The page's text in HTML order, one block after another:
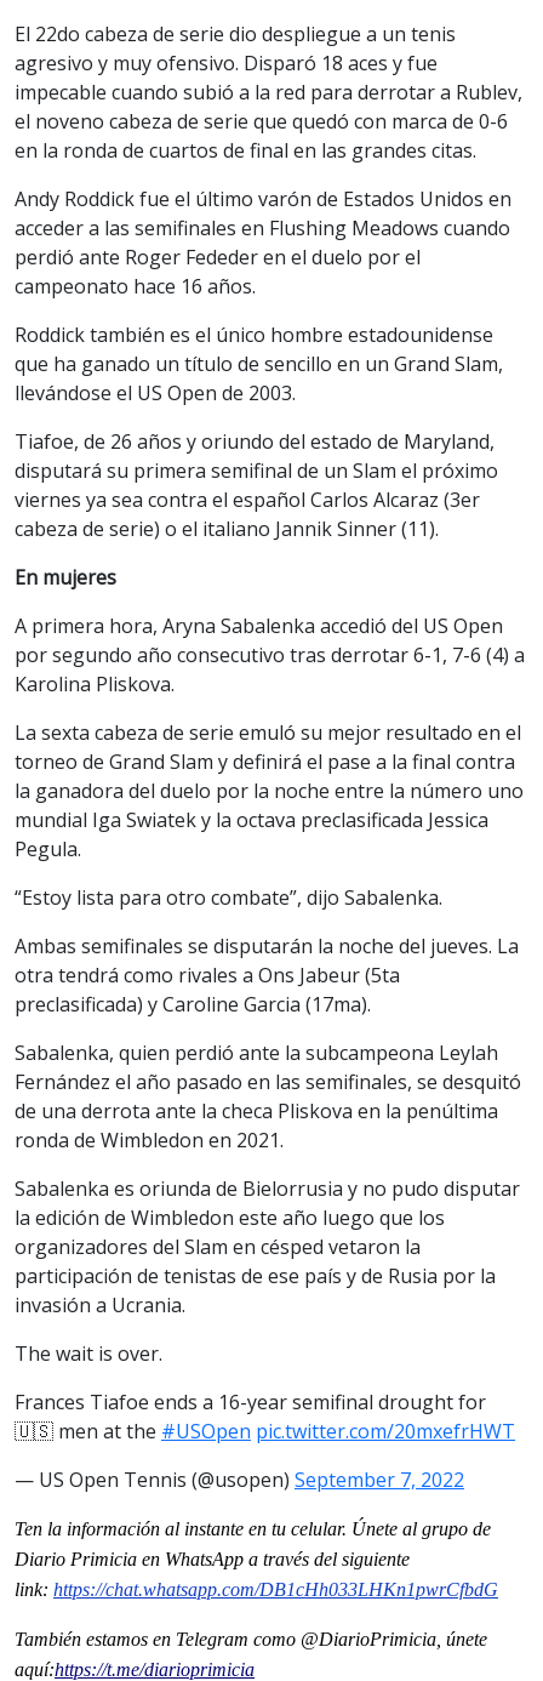
El 22do cabeza de serie dio despliegue a un tenis
agresivo y muy ofensivo. Disparó 18 aces y fue
impecable cuando subió a la red para derrotar a Rublev,
el noveno cabeza de serie que quedó con marca de 0-6
en la ronda de cuartos de final en las grandes citas.
Andy Roddick fue el último varón de Estados Unidos en
acceder a las semifinales en Flushing Meadows cuando
perdió ante Roger Fededer en el duelo por el
campeonato hace 16 años.
Roddick también es el único hombre estadounidense
que ha ganado un título de sencillo en un Grand Slam,
llevándose el US Open de 2003.
Tiafoe, de 26 años y oriundo del estado de Maryland,
disputará su primera semifinal de un Slam el próximo
viernes ya sea contra el español Carlos Alcaraz (3er
cabeza de serie) o el italiano Jannik Sinner (11).
En mujeres
A primera hora, Aryna Sabalenka accedió del US Open
por segundo año consecutivo tras derrotar 6-1, 7-6 (4) a
Karolina Pliskova.
La sexta cabeza de serie emuló su mejor resultado en el
torneo de Grand Slam y definirá el pase a la final contra
la ganadora del duelo por la noche entre la número uno
mundial Iga Swiatek y la octava preclasificada Jessica
Pegula.
“Estoy lista para otro combate”, dijo Sabalenka.
Ambas semifinales se disputarán la noche del jueves. La
otra tendrá como rivales a Ons Jabeur (5ta
preclasificada) y Caroline Garcia (17ma).
Sabalenka, quien perdió ante la subcampeona Leylah
Fernández el año pasado en las semifinales, se desquitó
de una derrota ante la checa Pliskova en la penúltima
ronda de Wimbledon en 2021.
Sabalenka es oriunda de Bielorrusia y no pudo disputar
la edición de Wimbledon este año luego que los
organizadores del Slam en césped vetaron la
participación de tenistas de ese país y de Rusia por la
invasión a Ucrania.
The wait is over.
Frances Tiafoe ends a 16-year semifinal drought for
🇺🇸 men at the #USOpen pic.twitter.com/20mxefrHWT
— US Open Tennis (@usopen) September 7, 2022
Ten la información al instante en tu celular. Únete al grupo de
Diario Primicia en WhatsApp a través del siguiente
link: https://chat.whatsapp.com/DB1cHh033LHKn1pwrCfbdG
También estamos en Telegram como @DiarioPrimicia, únete
aquí:https://t.me/diarioprimicia